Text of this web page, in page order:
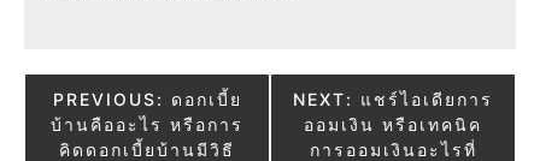
Post
navigation
PREVIOUS: ดอกเบี้ย
บ้านคืออะไร หรือการ
คิดดอกเบี้ยบ้านมีวิธี
NEXT: แชร์ไอเดียการ
ออมเงิน หรือเทคนิค
การออมเงินอะไรที่